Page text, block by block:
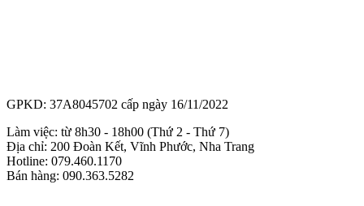
GPKD: 37A8045702 cấp ngày 16/11/2022
Làm việc: từ 8h30 - 18h00 (Thứ 2 - Thứ 7)
Địa chỉ: 200 Đoàn Kết, Vĩnh Phước, Nha Trang
Hotline: 079.460.1170
Bán hàng: 090.363.5282